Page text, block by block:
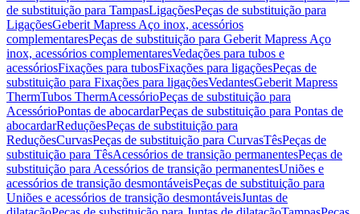
de substituição para TampasLigaçõesPeças de substituição para
LigaçõesGeberit Mapress Aço inox, acessórios
complementaresPeças de substituição para Geberit Mapress Aço
inox, acessórios complementaresVedações para tubos e
acessóriosFixações para tubosFixações para ligaçõesPeças de
substituição para Fixações para ligaçõesVedantesGeberit Mapress
ThermTubos ThermAcessórioPeças de substituição para
AcessórioPontas de abocardarPeças de substituição para Pontas de
abocardarReduçõesPeças de substituição para
ReduçõesCurvasPeças de substituição para CurvasTêsPeças de
substituição para TêsAcessórios de transição permanentesPeças de
substituição para Acessórios de transição permanentesUniões e
acessórios de transição desmontáveisPeças de substituição para
Uniões e acessórios de transição desmontáveisJuntas de